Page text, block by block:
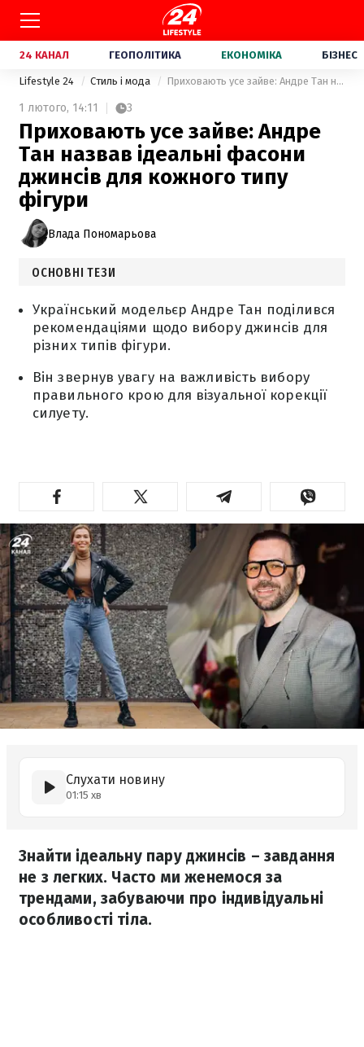
24 КАНАЛ ГЕОПОЛІТИКА ЕКОНОМІКА БІЗНЕС
Lifestyle 24 Стиль і мода Приховають усе зайве: Андре Тан назвав ідеальні фасони джинсів для кожного типу фігури
1 лютого, 14:11 3
Приховають усе зайве: Андре
Тан назвав ідеальні фасони
джинсів для кожного типу
фігури
Влада Пономарьова
ОСНОВНІ ТЕЗИ
Український модельєр Андре Тан поділився
рекомендаціями щодо вибору джинсів для
різних типів фігури.
Він звернув увагу на важливість вибору
правильного крою для візуальної корекції
силуету.
Слухати новину
01:15 хв
Знайти ідеальну пару джинсів – завдання
не з легких. Часто ми женемося за
трендами, забуваючи про індивідуальні
особливості тіла.